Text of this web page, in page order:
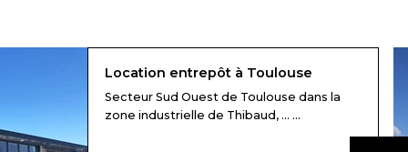
Location entrepôt à Toulouse
Secteur Sud Ouest de Toulouse dans la
zone industrielle de Thibaud, ... ...